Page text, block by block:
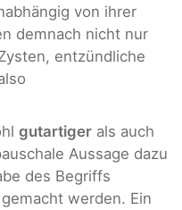
von ihrer
demnach nicht nur
entzündliche
gutartiger als auch
Aussage dazu
des Begriffs
werden. Ein